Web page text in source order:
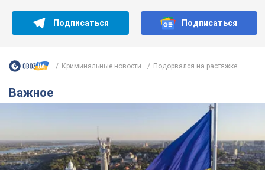
Подписаться Подписаться
Криминальные новости Подорвался на растяжке:...
Важное